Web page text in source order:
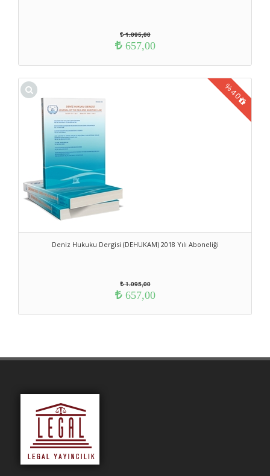
1.095,00
657,00
Deniz Hukuku Dergisi (DEHUKAM) 2018 Yılı Aboneliği
%40
1.095,00
657,00